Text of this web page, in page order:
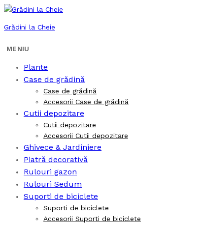
Grădini la Cheie
Plante
Case de grădină
Case de grădină
Accesorii Case de grădină
Cutii depozitare
Cutii depozitare
Accesorii Cutii depozitare
Ghivece & Jardiniere
Piatră decorativă
Rulouri gazon
Rulouri Sedum
Suporti de biciclete
Suporti de biciclete
Accesorii Suporti de biciclete